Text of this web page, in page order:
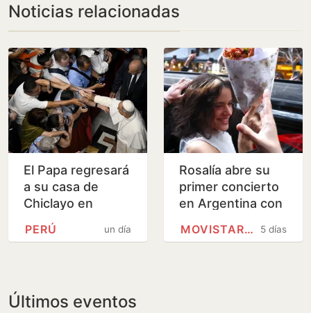
Noticias relacionadas
El Papa regresará
a su casa de
Chiclayo en
noviembre en un
viaje a Perú,
un día
PERÚ
Rosalía abre su
primer concierto
en Argentina con
amor por el país5 días
MOVISTAR PLUS+
Últimos eventos